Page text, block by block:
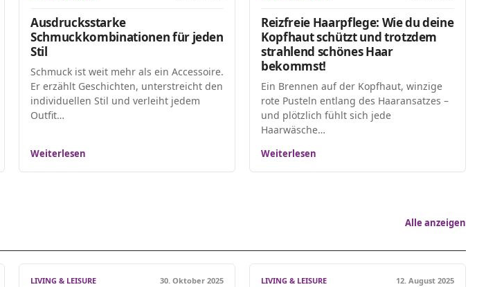
Ausdrucksstarke
Schmuckkombinationen für jeden
Stil
Schmuck ist weit mehr als ein Accessoire.
Er erzählt Geschichten, unterstreicht den
individuellen Stil und verleiht jedem
Outfit…
Weiterlesen
Reizfreie Haarpflege: Wie du deine
Kopfhaut schützt und trotzdem
strahlend schönes Haar
bekommst!
Ein Brennen auf der Kopfhaut, winzige
rote Pusteln entlang des Haaransatzes –
und plötzlich fühlt sich jede
Haarwäsche…
Weiterlesen
Alle anzeigen
LIVING & LEISURE 30. Oktober 2025 LIVING & LEISURE 12. August 2025